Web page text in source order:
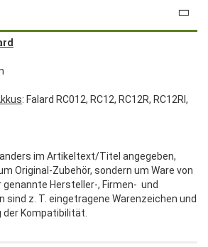
: Falard RC012, RC12, RC12R, RC12RI,
im Artikeltext/Titel angegeben,
Original-Zubehör, sondern um Ware von
genannte Hersteller-, Firmen- und
sind z. T. eingetragene Warenzeichen und
der Kompatibilität.